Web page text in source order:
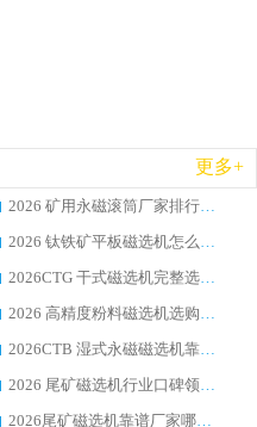
更多+
2026 矿用永磁滚筒厂家排行榜选购指南，行业口碑领域强者华体会手机网页版-华体会(中国)
2026 钛铁矿平板磁选机怎么选 靠谱生产企业实力排行榜选购参考攻略
2026CTG 干式磁选机完整选购指南 行业口碑顶尖靠谱生产龙头厂家实力推荐
2026 高精度粉料磁选机选购全攻略 行业优质品牌华体会手机网页版-华体会(中国) 实力深度解析
2026CTB 湿式永磁磁选机靠谱厂家实力排行榜 铁矿选矿设备采购全流程选购指南
2026 尾矿磁选机行业口碑领域强者，源头直供国内主流厂家华体会手机网页版-华体会(中国) 一站式服务
2026尾矿磁选机靠谱厂家哪家好 行业口碑领域强者华体会手机网页版-华体会(中国) 推荐